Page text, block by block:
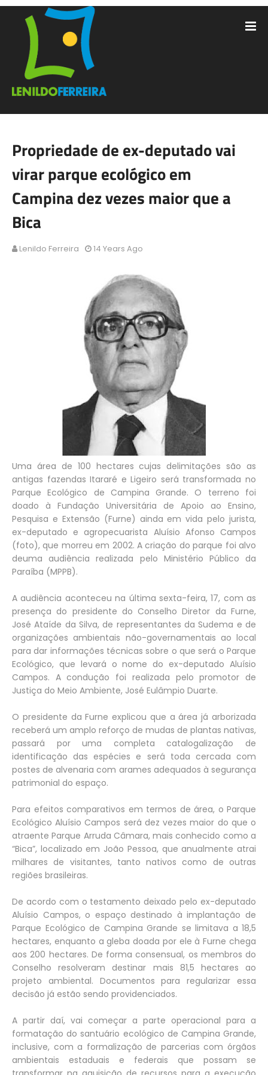
Propriedade de ex-deputado vai
virar parque ecológico em
Campina dez vezes maior que a
Bica
Lenildo Ferreira 14 Years Ago
Uma área de 100 hectares cujas delimitações são as
antigas fazendas Itararé e Ligeiro será transformada no
Parque Ecológico de Campina Grande. O terreno foi
doado à Fundação Universitária de Apoio ao Ensino,
Pesquisa e Extensão (Furne) ainda em vida pelo jurista,
ex-deputado e agropecuarista Aluísio Afonso Campos
(foto), que morreu em 2002. A criação do parque foi alvo
deuma audiência realizada pelo Ministério Público da
Paraíba (MPPB).
A audiência aconteceu na última sexta-feira, 17, com as
presença do presidente do Conselho Diretor da Furne,
José Ataíde da Silva, de representantes da Sudema e de
organizações ambientais não-governamentais ao local
para dar informações técnicas sobre o que será o Parque
Ecológico, que levará o nome do ex-deputado Aluísio
Campos. A condução foi realizada pelo promotor de
Justiça do Meio Ambiente, José Eulâmpio Duarte.
O presidente da Furne explicou que a área já arborizada
receberá um amplo reforço de mudas de plantas nativas,
passará por uma completa catalogalização de
identificação das espécies e será toda cercada com
postes de alvenaria com arames adequados à segurança
patrimonial do espaço.
Para efeitos comparativos em termos de área, o Parque
Ecológico Aluísio Campos será dez vezes maior do que o
atraente Parque Arruda Câmara, mais conhecido como a
“Bica”, localizado em João Pessoa, que anualmente atrai
milhares de visitantes, tanto nativos como de outras
regiões brasileiras.
De acordo com o testamento deixado pelo ex-deputado
Aluísio Campos, o espaço destinado à implantação de
Parque Ecológico de Campina Grande se limitava a 18,5
hectares, enquanto a gleba doada por ele à Furne chega
aos 200 hectares. De forma consensual, os membros do
Conselho resolveram destinar mais 81,5 hectares ao
projeto ambiental. Documentos para regularizar essa
decisão já estão sendo providenciados.
A partir daí, vai começar a parte operacional para a
formatação do santuário ecológico de Campina Grande,
inclusive, com a formalização de parcerias com órgãos
ambientais estaduais e federais que possam se